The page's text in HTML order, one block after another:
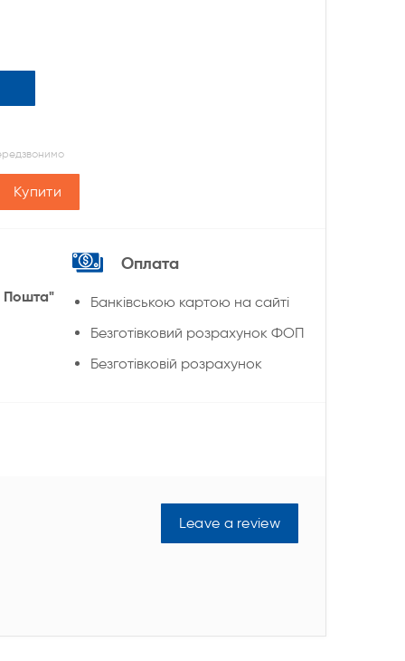
Купити
Пошта"
Оплата
Банківською картою на сайті
Безготівковий розрахунок ФОП
Безготівковій розрахунок
Leave a review